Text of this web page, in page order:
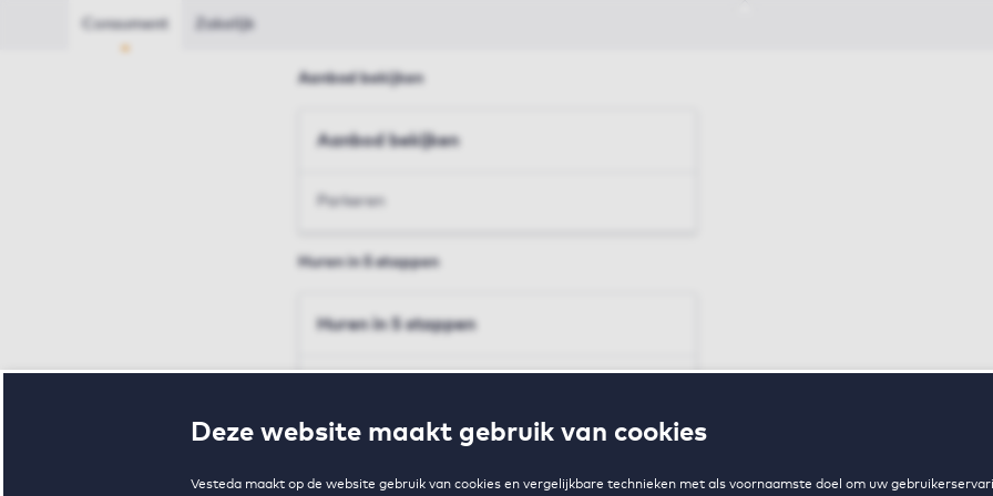
Deze website maakt gebruik van cookies
Vesteda maakt op de website gebruik van cookies en vergelijkbare technieken met als voornaamste doel om uw
Consument Zakelijk
Aanbod bekijken
Aanbod bekijken
Parkeren
Huren in 5 stappen
Huren in 5 stappen
Voorwaarden en toewijzing